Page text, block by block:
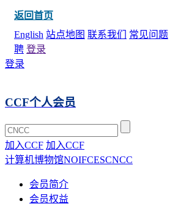
返回首页
English 站点地图 联系我们 常见问题
聘 登录
登录
CCF个人会员
加入CCF 加入CCF
计算机博物馆NOIFCESCNCC
会员简介
会员权益